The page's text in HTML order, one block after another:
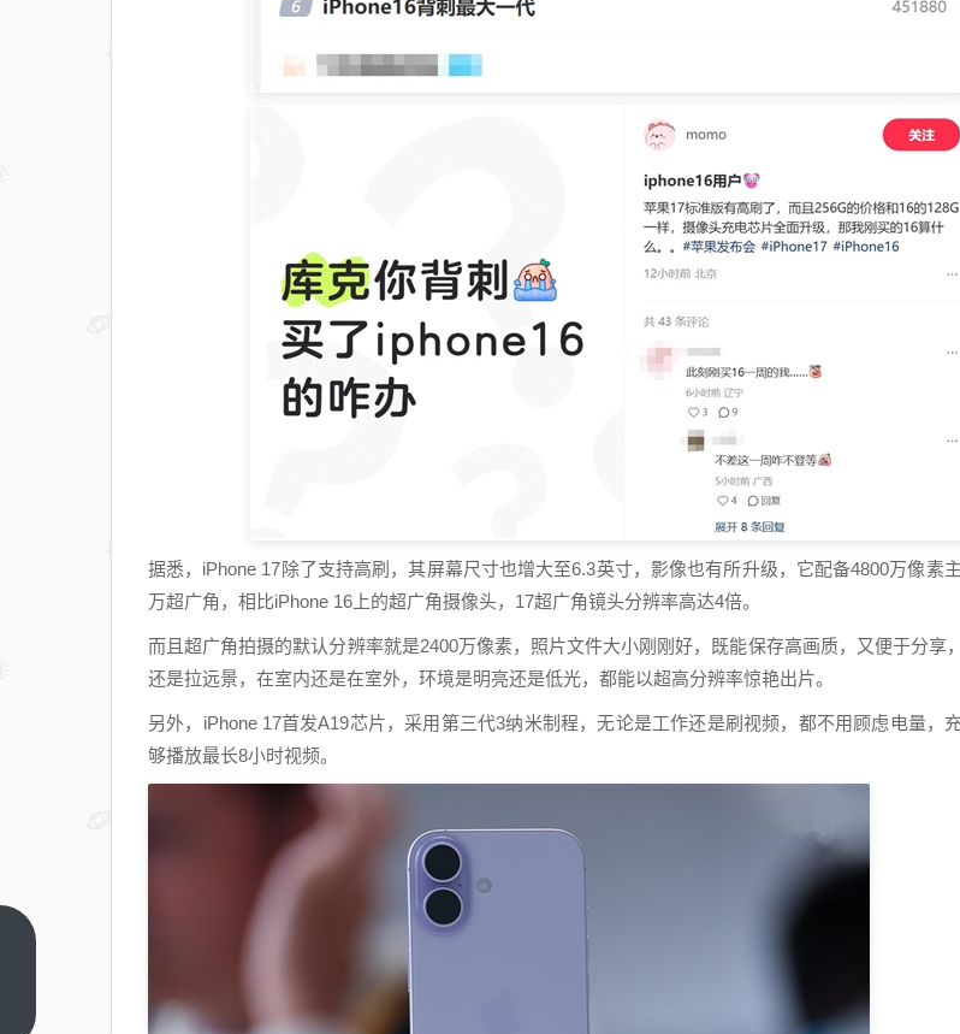
据悉，iPhone 17除了支持高刷，其屏幕尺寸也增大至6.3英寸，影像也有所升级，它配备4800万像素
万超广角，相比iPhone 16上的超广角摄像头，17超广角镜头分辨率高达4倍。
而且超广角拍摄的默认分辨率就是2400万像素，照片文件大小刚刚好，既能保存高画质，又便于分享
还是拉远景，在室内还是在室外，环境是明亮还是低光，都能以超高分辨率惊艳出片。
另外，iPhone 17首发A19芯片，采用第三代3纳米制程，无论是工作还是刷视频，都不用顾虑电量，
够播放最长8小时视频。